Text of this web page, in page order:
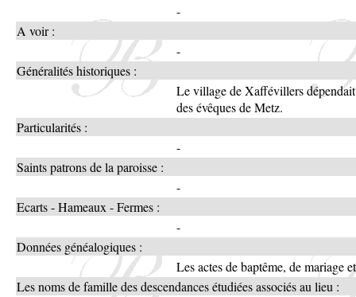
-
A voir :
-
Généralités historiques :
Le village de Xaffévillers
des évêques de Metz.
Particularités :
-
Saints patrons de la paroisse :
-
Ecarts - Hameaux - Fermes :
-
Données généalogiques :
Les actes de baptême, de mariage
Les noms de famille des descendances étudiées associés au lieu :